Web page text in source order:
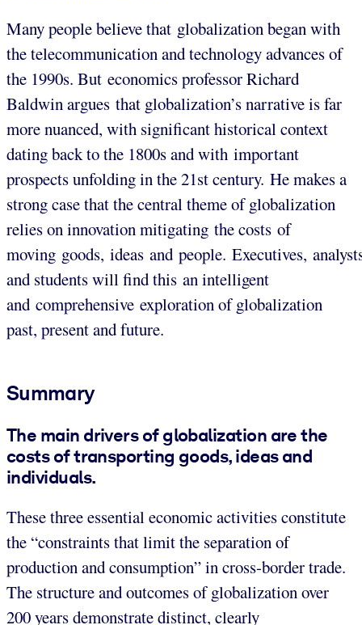
Many people believe that globalization began with
the telecommunication and technology advances of
the 1990s. But economics professor Richard
Baldwin argues that globalization’s narrative is far
more nuanced, with significant historical context
dating back to the 1800s and with important
prospects unfolding in the 21st century. He makes a
strong case that the central theme of globalization
relies on innovation mitigating the costs of
moving goods, ideas and people. Executives,
and students will find this an intelligent
and comprehensive exploration of globalization
past, present and future.
Summary
The main drivers of globalization are the
costs of transporting goods, ideas and
individuals.
These three essential economic activities constitute
the “constraints that limit the separation of
production and consumption” in cross-border trade.
The structure and outcomes of globalization over
200 years demonstrate distinct, clearly